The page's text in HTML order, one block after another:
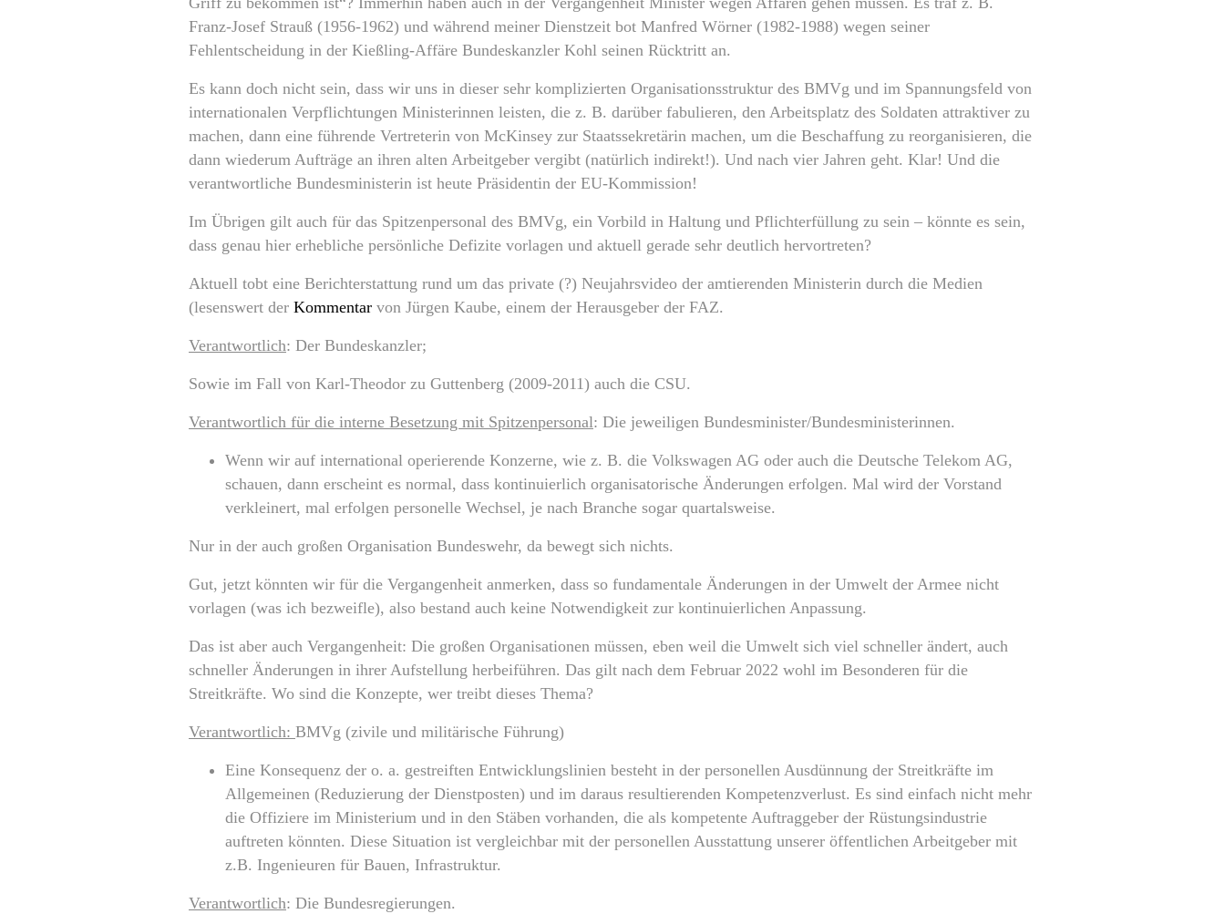
Franz-Josef Strauß (1956-1962) und während meiner Dienstzeit bot Manfred Wörner (1982-1988) wegen seiner
Fehlentscheidung in der Kießling-Affäre Bundeskanzler Kohl seinen Rücktritt an.
Es kann doch nicht sein, dass wir uns in dieser sehr komplizierten Organisationsstruktur des BMVg und im Spannungsfeld von
internationalen Verpflichtungen Ministerinnen leisten, die z. B. darüber fabulieren, den Arbeitsplatz des Soldaten attraktiver zu
machen, dann eine führende Vertreterin von McKinsey zur Staatssekretärin machen, um die Beschaffung zu reorganisieren, die
dann wiederum Aufträge an ihren alten Arbeitgeber vergibt (natürlich indirekt!). Und nach vier Jahren geht. Klar! Und die
verantwortliche Bundesministerin ist heute Präsidentin der EU-Kommission!
Im Übrigen gilt auch für das Spitzenpersonal des BMVg, ein Vorbild in Haltung und Pflichterfüllung zu sein – könnte es sein,
dass genau hier erhebliche persönliche Defizite vorlagen und aktuell gerade sehr deutlich hervortreten?
Aktuell tobt eine Berichterstattung rund um das private (?) Neujahrsvideo der amtierenden Ministerin durch die Medien
(lesenswert der Kommentar von Jürgen Kaube, einem der Herausgeber der FAZ.
Verantwortlich: Der Bundeskanzler;
Sowie im Fall von Karl-Theodor zu Guttenberg (2009-2011) auch die CSU.
Verantwortlich für die interne Besetzung mit Spitzenpersonal: Die jeweiligen Bundesminister/Bundesministerinnen.
Wenn wir auf international operierende Konzerne, wie z. B. die Volkswagen AG oder auch die Deutsche Telekom AG,
schauen, dann erscheint es normal, dass kontinuierlich organisatorische Änderungen erfolgen. Mal wird der Vorstand
verkleinert, mal erfolgen personelle Wechsel, je nach Branche sogar quartalsweise.
Nur in der auch großen Organisation Bundeswehr, da bewegt sich nichts.
Gut, jetzt könnten wir für die Vergangenheit anmerken, dass so fundamentale Änderungen in der Umwelt der Armee nicht
vorlagen (was ich bezweifle), also bestand auch keine Notwendigkeit zur kontinuierlichen Anpassung.
Das ist aber auch Vergangenheit: Die großen Organisationen müssen, eben weil die Umwelt sich viel schneller ändert, auch
schneller Änderungen in ihrer Aufstellung herbeiführen. Das gilt nach dem Februar 2022 wohl im Besonderen für die
Streitkräfte. Wo sind die Konzepte, wer treibt dieses Thema?
Verantwortlich: BMVg (zivile und militärische Führung)
Eine Konsequenz der o. a. gestreiften Entwicklungslinien besteht in der personellen Ausdünnung der Streitkräfte im
Allgemeinen (Reduzierung der Dienstposten) und im daraus resultierenden Kompetenzverlust. Es sind einfach nicht mehr
die Offiziere im Ministerium und in den Stäben vorhanden, die als kompetente Auftraggeber der Rüstungsindustrie
auftreten könnten. Diese Situation ist vergleichbar mit der personellen Ausstattung unserer öffentlichen Arbeitgeber mit
z.B. Ingenieuren für Bauen, Infrastruktur.
Verantwortlich: Die Bundesregierungen.